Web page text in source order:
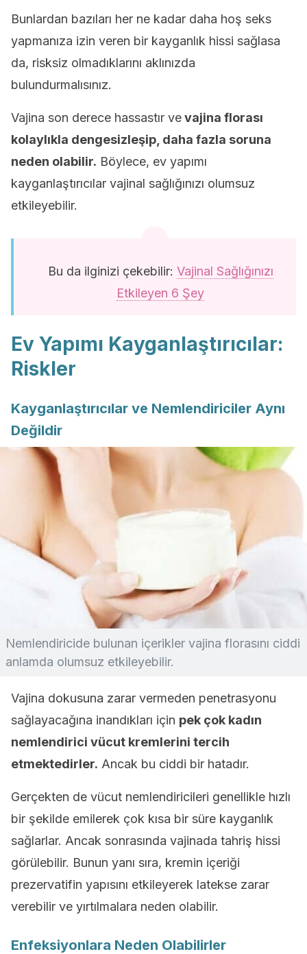
Bunlardan bazıları her ne kadar daha hoş seks
yapmanıza izin veren bir kayganlık hissi sağlasa
da, risksiz olmadıklarını aklınızda
bulundurmalısınız.
Vajina son derece hassastır vevajina florası
kolaylıkla dengesizleşip, daha fazla soruna
neden olabilir. Böylece, ev yapımı
kayganlaştırıcılar vajinal sağlığınızı olumsuz
etkileyebilir.
Bu da ilginizi çekebilir: Vajinal Sağlığınızı
Etkileyen 6 Şey
Ev Yapımı Kayganlaştırıcılar:
Riskler
Kayganlaştırıcılar ve Nemlendiriciler Aynı
Değildir
Nemlendiricide bulunan içerikler vajina florasını ciddi
anlamda olumsuz etkileyebilir.
Vajina dokusuna zarar vermeden penetrasyonu
sağlayacağına inandıkları için pek çok kadın
nemlendirici vücut kremlerini tercih
etmektedirler. Ancak bu ciddi bir hatadır.
Gerçekten de vücut nemlendiricileri genellikle hızlı
bir şekilde emilerek çok kısa bir süre kayganlık
sağlarlar. Ancak sonrasında vajinada tahriş hissi
görülebilir. Bunun yanı sıra, kremin içeriği
prezervatifin yapısını etkileyerek latekse zarar
verebilir ve yırtılmalara neden olabilir.
Enfeksiyonlara Neden Olabilirler